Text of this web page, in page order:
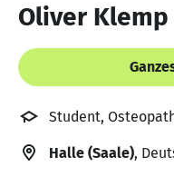
Oliver Klemp
Student,
Halle (Saale),